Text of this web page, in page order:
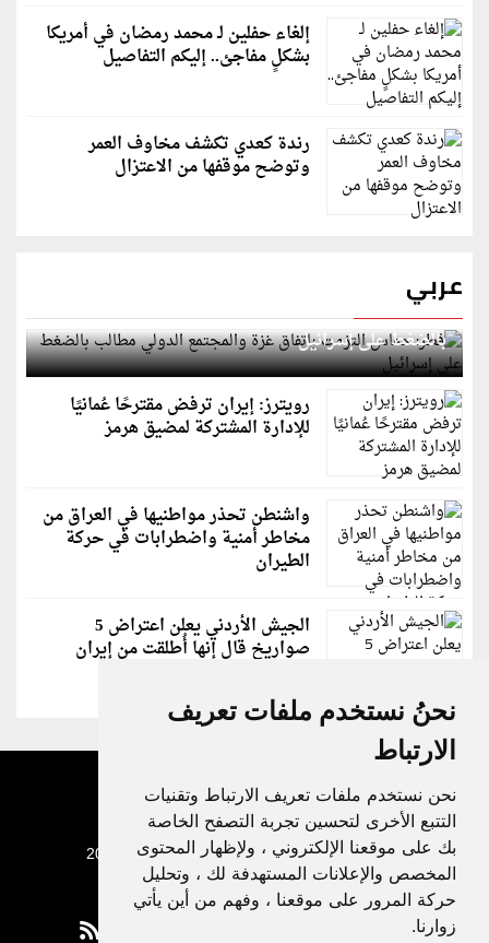
نحنُ نستخدم ملفات تعريف
الارتباط
نحن نستخدم ملفات تعريف الارتباط وتقنيات
التتبع الأخرى لتحسين تجربة التصفح الخاصة
بك على موقعنا الإلكتروني ، ولإظهار المحتوى
المخصص والإعلانات المستهدفة لك ، وتحليل
حركة المرور على موقعنا ، وفهم من أين يأتي
زوارنا.
إلغاء حفلين لـ محمد رمضان في أمريكا
بشكلٍ مفاجئ.. إليكم التفاصيل
رندة كعدي تكشف مخاوف العمر
وتوضح موقفها من الاعتزال
عربي
قطر: حماس التزمت باتفاق غزة والمجتمع الدولي مطالب
بالضغط على إسرائيل
رويترز: إيران ترفض مقترحًا عُمانيًا
للإدارة المشتركة لمضيق هرمز
واشنطن تحذر مواطنيها في العراق من
مخاطر أمنية واضطرابات في حركة
الطيران
الجيش الأردني يعلن اعتراض 5
صواريخ قال إنها أُطلقت من إيران
جميع الحقوق محفوظة لدنيا الوطن © 2003 - 2022